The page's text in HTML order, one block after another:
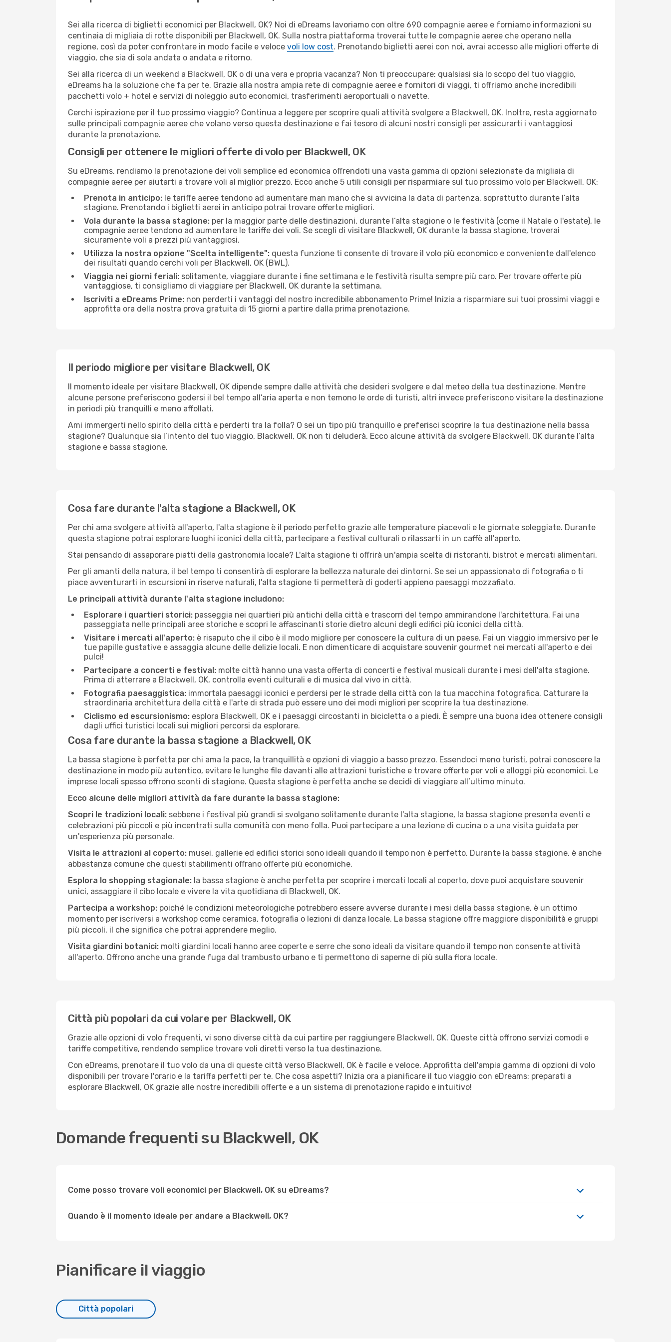
Sei alla ricerca di biglietti economici per Blackwell, OK? Noi di eDreams lavoriamo con oltre 690 compagnie aeree e forniamo informazioni su
centinaia di migliaia di rotte disponibili per Blackwell, OK. Sulla nostra piattaforma troverai tutte le compagnie aeree che operano nella
regione, così da poter confrontare in modo facile e veloce voli low cost. Prenotando biglietti aerei con noi, avrai accesso alle migliori offerte di
viaggio, che sia di sola andata o andata e ritorno.
Sei alla ricerca di un weekend a Blackwell, OK o di una vera e propria vacanza? Non ti preoccupare: qualsiasi sia lo scopo del tuo viaggio,
eDreams ha la soluzione che fa per te. Grazie alla nostra ampia rete di compagnie aeree e fornitori di viaggi, ti offriamo anche incredibili
pacchetti volo + hotel e servizi di noleggio auto economici, trasferimenti aeroportuali o navette.
Cerchi ispirazione per il tuo prossimo viaggio? Continua a leggere per scoprire quali attività svolgere a Blackwell, OK. Inoltre, resta aggiornato
sulle principali compagnie aeree che volano verso questa destinazione e fai tesoro di alcuni nostri consigli per assicurarti i vantaggiosi
durante la prenotazione.
Consigli per ottenere le migliori offerte di volo per Blackwell, OK
Su eDreams, rendiamo la prenotazione dei voli semplice ed economica offrendoti una vasta gamma di opzioni selezionate da migliaia di
compagnie aeree per aiutarti a trovare voli al miglior prezzo. Ecco anche 5 utili consigli per risparmiare sul tuo prossimo volo per Blackwell, OK:
Prenota in anticipo: le tariffe aeree tendono ad aumentare man mano che si avvicina la data di partenza, soprattutto durante l’alta
stagione. Prenotando i biglietti aerei in anticipo potrai trovare offerte migliori.
Vola durante la bassa stagione: per la maggior parte delle destinazioni, durante l’alta stagione o le festività (come il Natale o l'estate), le
compagnie aeree tendono ad aumentare le tariffe dei voli. Se scegli di visitare Blackwell, OK durante la bassa stagione, troverai
sicuramente voli a prezzi più vantaggiosi.
Utilizza la nostra opzione "Scelta intelligente": questa funzione ti consente di trovare il volo più economico e conveniente dall'elenco
dei risultati quando cerchi voli per Blackwell, OK (BWL).
Viaggia nei giorni feriali: solitamente, viaggiare durante i fine settimana e le festività risulta sempre più caro. Per trovare offerte più
vantaggiose, ti consigliamo di viaggiare per Blackwell, OK durante la settimana.
Iscriviti a eDreams Prime: non perderti i vantaggi del nostro incredibile abbonamento Prime! Inizia a risparmiare sui tuoi prossimi viaggi e
approfitta ora della nostra prova gratuita di 15 giorni a partire dalla prima prenotazione.
Il periodo migliore per visitare Blackwell, OK
Il momento ideale per visitare Blackwell, OK dipende sempre dalle attività che desideri svolgere e dal meteo della tua destinazione. Mentre
alcune persone preferiscono godersi il bel tempo all’aria aperta e non temono le orde di turisti, altri invece preferiscono visitare la destinazione
in periodi più tranquilli e meno affollati.
Ami immergerti nello spirito della città e perderti tra la folla? O sei un tipo più tranquillo e preferisci scoprire la tua destinazione nella bassa
stagione? Qualunque sia l’intento del tuo viaggio, Blackwell, OK non ti deluderà. Ecco alcune attività da svolgere Blackwell, OK durante l’alta
stagione e bassa stagione.
Cosa fare durante l'alta stagione a Blackwell, OK
Per chi ama svolgere attività all'aperto, l'alta stagione è il periodo perfetto grazie alle temperature piacevoli e le giornate soleggiate. Durante
questa stagione potrai esplorare luoghi iconici della città, partecipare a festival culturali o rilassarti in un caffè all'aperto.
Stai pensando di assaporare piatti della gastronomia locale? L'alta stagione ti offrirà un'ampia scelta di ristoranti, bistrot e mercati alimentari.
Per gli amanti della natura, il bel tempo ti consentirà di esplorare la bellezza naturale dei dintorni. Se sei un appassionato di fotografia o ti
piace avventurarti in escursioni in riserve naturali, l'alta stagione ti permetterà di goderti appieno paesaggi mozzafiato.
Le principali attività durante l'alta stagione includono:
Esplorare i quartieri storici: passeggia nei quartieri più antichi della città e trascorri del tempo ammirandone l'architettura. Fai una
passeggiata nelle principali aree storiche e scopri le affascinanti storie dietro alcuni degli edifici più iconici della città.
Visitare i mercati all'aperto: è risaputo che il cibo è il modo migliore per conoscere la cultura di un paese. Fai un viaggio immersivo per le
tue papille gustative e assaggia alcune delle delizie locali. E non dimenticare di acquistare souvenir gourmet nei mercati all'aperto e dei
pulci!
Partecipare a concerti e festival: molte città hanno una vasta offerta di concerti e festival musicali durante i mesi dell'alta stagione.
Prima di atterrare a Blackwell, OK, controlla eventi culturali e di musica dal vivo in città.
Fotografia paesaggistica: immortala paesaggi iconici e perdersi per le strade della città con la tua macchina fotografica. Catturare la
straordinaria architettura della città e l'arte di strada può essere uno dei modi migliori per scoprire la tua destinazione.
Ciclismo ed escursionismo: esplora Blackwell, OK e i paesaggi circostanti in bicicletta o a piedi. È sempre una buona idea ottenere consigli
dagli uffici turistici locali sui migliori percorsi da esplorare.
Cosa fare durante la bassa stagione a Blackwell, OK
La bassa stagione è perfetta per chi ama la pace, la tranquillità e opzioni di viaggio a basso prezzo. Essendoci meno turisti, potrai conoscere la
destinazione in modo più autentico, evitare le lunghe file davanti alle attrazioni turistiche e trovare offerte per voli e alloggi più economici. Le
imprese locali spesso offrono sconti di stagione. Questa stagione è perfetta anche se decidi di viaggiare all’ultimo minuto.
Ecco alcune delle migliori attività da fare durante la bassa stagione:
Scopri le tradizioni locali: sebbene i festival più grandi si svolgano solitamente durante l'alta stagione, la bassa stagione presenta eventi e
celebrazioni più piccoli e più incentrati sulla comunità con meno folla. Puoi partecipare a una lezione di cucina o a una visita guidata per
un'esperienza più personale.
Visita le attrazioni al coperto: musei, gallerie ed edifici storici sono ideali quando il tempo non è perfetto. Durante la bassa stagione, è anche
abbastanza comune che questi stabilimenti offrano offerte più economiche.
Esplora lo shopping stagionale: la bassa stagione è anche perfetta per scoprire i mercati locali al coperto, dove puoi acquistare souvenir
unici, assaggiare il cibo locale e vivere la vita quotidiana di Blackwell, OK.
Partecipa a workshop: poiché le condizioni meteorologiche potrebbero essere avverse durante i mesi della bassa stagione, è un ottimo
momento per iscriversi a workshop come ceramica, fotografia o lezioni di danza locale. La bassa stagione offre maggiore disponibilità e gruppi
più piccoli, il che significa che potrai apprendere meglio.
Visita giardini botanici: molti giardini locali hanno aree coperte e serre che sono ideali da visitare quando il tempo non consente attività
all'aperto. Offrono anche una grande fuga dal trambusto urbano e ti permettono di saperne di più sulla flora locale.
Città più popolari da cui volare per Blackwell, OK
Grazie alle opzioni di volo frequenti, vi sono diverse città da cui partire per raggiungere Blackwell, OK. Queste città offrono servizi comodi e
tariffe competitive, rendendo semplice trovare voli diretti verso la tua destinazione.
Con eDreams, prenotare il tuo volo da una di queste città verso Blackwell, OK è facile e veloce. Approfitta dell'ampia gamma di opzioni di volo
disponibili per trovare l'orario e la tariffa perfetti per te. Che cosa aspetti? Inizia ora a pianificare il tuo viaggio con eDreams: preparati a
esplorare Blackwell, OK grazie alle nostre incredibili offerte e a un sistema di prenotazione rapido e intuitivo!
Domande frequenti su Blackwell, OK
Come posso trovare voli economici per Blackwell, OK su eDreams?
Quando è il momento ideale per andare a Blackwell, OK?
Pianificare il viaggio
Città popolari